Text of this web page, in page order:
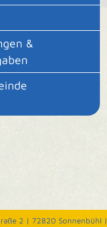
&
2 | 72820 Sonnenbühl |